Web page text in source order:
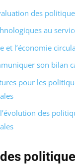
des
au
et l’économie
son bilan
pour les
des